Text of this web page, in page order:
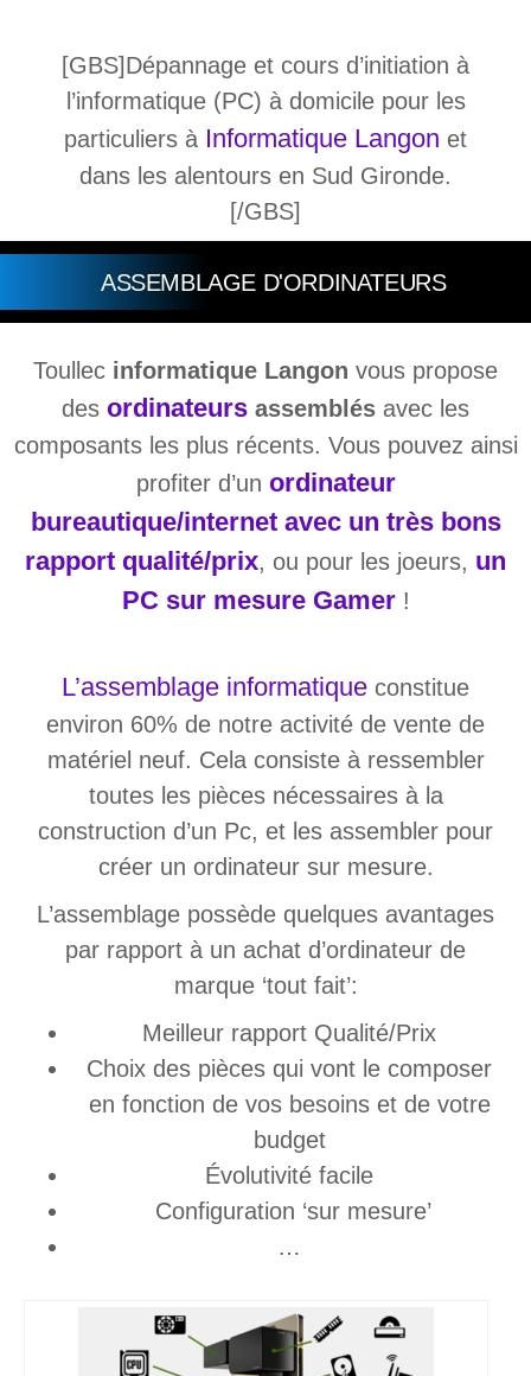
[GBS]Dépannage et cours d’initiation à
l’informatique (PC) à domicile pour les
particuliers à Informatique Langon et
dans les alentours en Sud Gironde.
[/GBS]
ASSEMBLAGE D'ORDINATEURS
Toullec informatique Langon vous propose
des ordinateurs assemblés avec les
composants les plus récents. Vous pouvez ainsi
profiter d’un ordinateur
bureautique/internet avec un très bons
rapport qualité/prix, ou pour les joeurs, un
PC sur mesure Gamer !
L’assemblage informatique constitue
environ 60% de notre activité de vente de
matériel neuf. Cela consiste à ressembler
toutes les pièces nécessaires à la
construction d’un Pc, et les assembler pour
créer un ordinateur sur mesure.
L’assemblage possède quelques avantages
par rapport à un achat d’ordinateur de
marque ‘tout fait’:
Meilleur rapport Qualité/Prix
Choix des pièces qui vont le composer
en fonction de vos besoins et de votre
budget
Évolutivité facile
Configuration ‘sur mesure’
…